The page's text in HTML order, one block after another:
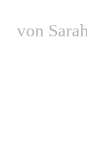
von Sarah